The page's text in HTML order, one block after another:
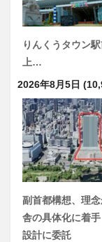
りんくうタウン
上…
2026年8月5日
副首都構想、理
舎の具体化に着
設計に委託